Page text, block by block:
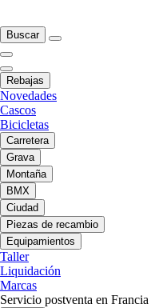
Buscar
Rebajas
Novedades
Cascos
Bicicletas
Carretera
Grava
Montaña
BMX
Ciudad
Piezas de recambio
Equipamientos
Taller
Liquidación
Marcas
Servicio postventa en Francia